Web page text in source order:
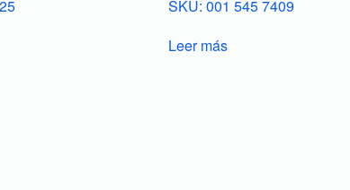
SKU: 001 545 7409
Leer más